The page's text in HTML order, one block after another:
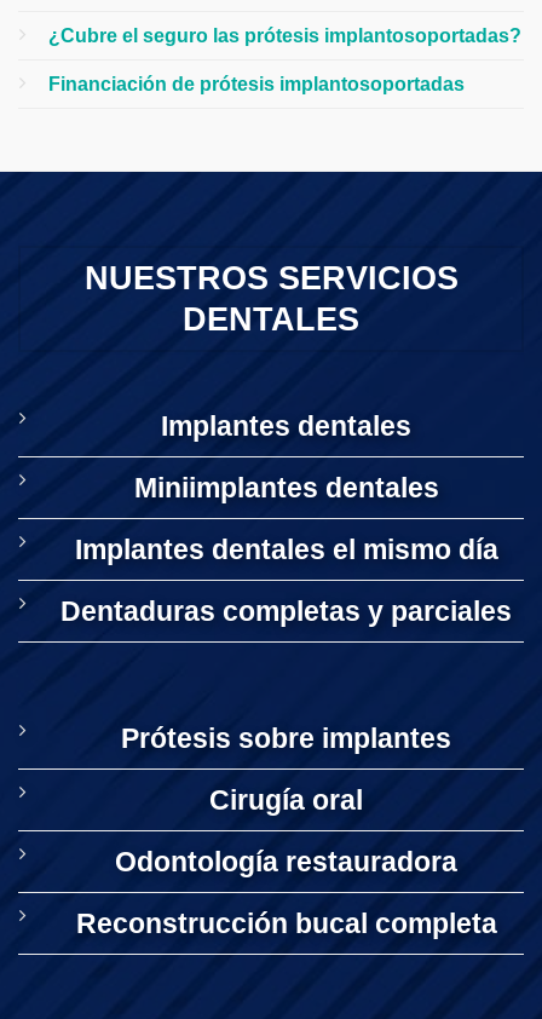
¿Cubre el seguro las prótesis implantosoportadas?
Financiación de prótesis implantosoportadas
NUESTROS SERVICIOS
DENTALES
Implantes dentales
Miniimplantes dentales
Implantes dentales el mismo día
Dentaduras completas y parciales
Prótesis sobre implantes
Cirugía oral
Odontología restauradora
Reconstrucción bucal completa